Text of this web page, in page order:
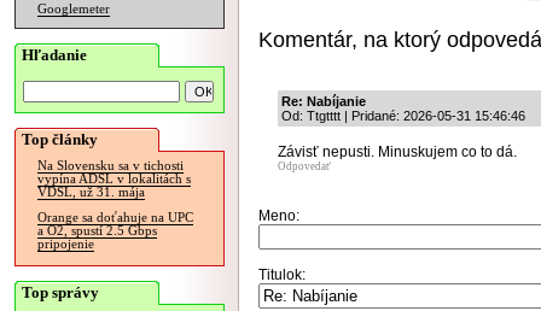
Googlemeter
Hľadanie
Top články
Na Slovensku sa v tichosti
vypína ADSL v lokalitách s
VDSL, už 31. mája
Orange sa doťahuje na UPC
a O2, spustí 2.5 Gbps
pripojenie
Top správy
Komentár, na ktorý
Re: Nabíjanie
Od: Ttgtttt | Pridané: 2026-05-31 15:46:46
Závisť nepusti. Minuskujem co to dá.
Odpovedať
Meno:
Titulok: